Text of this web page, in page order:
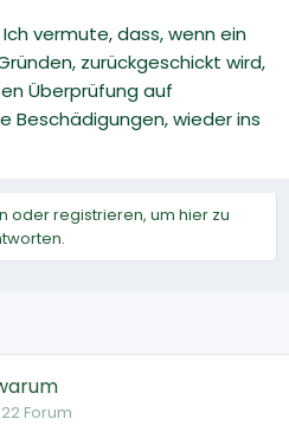
vermute, dass, wenn ein
zurückgeschickt wird,
Überprüfung auf
Beschädigungen, wieder ins
oder registrieren, um hier zu
Forum